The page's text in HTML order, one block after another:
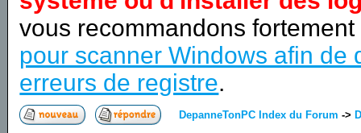
vous recommandons
pour scanner Windows afin de
erreurs de registre.
DepanneTonPC Index du Forum ->